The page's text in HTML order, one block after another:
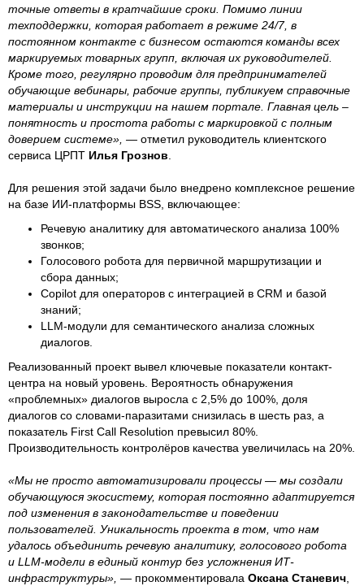
точные ответы в кратчайшие сроки. Помимо линии
техподдержки, которая работает в режиме 24/7, в
постоянном контакте с бизнесом остаются команды всех
маркируемых товарных групп, включая их руководителей.
Кроме того, регулярно проводим для предпринимателей
обучающие вебинары, рабочие группы, публикуем справочные
материалы и инструкции на нашем портале. Главная цель –
понятность и простота работы с маркировкой с полным
доверием системе», — отметил руководитель клиентского
сервиса ЦРПТ Илья Грознов
Для решения этой задачи было внедрено комплексное решение
на базе ИИ-платформы BSS, включающее:
Речевую аналитику для автоматического анализа 100%
звонков;
Голосового робота для первичной маршрутизации и
сбора данных;
Copilot для операторов с интеграцией в CRM и базой
знаний;
LLM-модули для семантического анализа сложных
диалогов.
Реализованный проект вывел ключевые показатели контакт-
центра на новый уровень. Вероятность обнаружения
«проблемных» диалогов выросла с 2,5% до 100%, доля
диалогов со словами-паразитами снизилась в шесть раз, а
показатель First Call Resolution превысил 80%.
Производительность контролёров качества увеличилась на 20%.
«Мы не просто автоматизировали процессы — мы создали
обучающуюся экосистему, которая постоянно адаптируется
под изменения в законодательстве и поведении
пользователей. Уникальность проекта в том, что нам
удалось объединить речевую аналитику, голосового робота
и LLM-модели в единый контур без усложнения ИТ-
инфраструктуры», — прокомментировала Оксана Станевич